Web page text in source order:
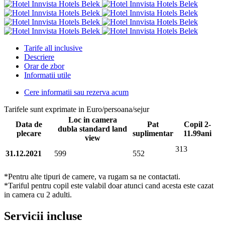
Tarife all inclusive
Descriere
Orar de zbor
Informatii utile
Cere informatii sau rezerva acum
Tarifele sunt exprimate in Euro/persoana/sejur
Data de
plecare
Loc in camera
dubla standard land
view
Pat
suplimentar
Copil 2-
11.99ani
31.12.2021 599 552
313
*Pentru alte tipuri de camere, va rugam sa ne contactati.
*Tariful pentru copil este valabil doar atunci cand acesta este cazat
in camera cu 2 adulti.
Servicii incluse